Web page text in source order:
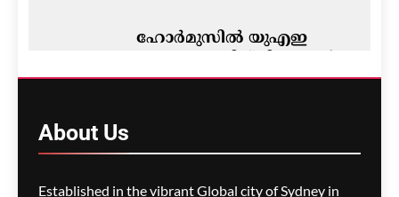
ഹോർമുസിൽ യുഎഇ
ആക്രമണം; ഇറാനെതിരെ
ago
0
About Us
Established in the vibrant Global city of Sydney in